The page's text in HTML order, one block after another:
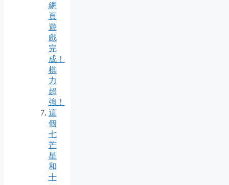
網
頁
遊
戲
完
成！
棋
力
超
強！
這
個
七
芒
星
和
十